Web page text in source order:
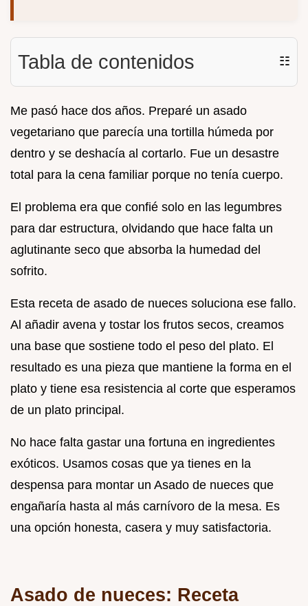
Tabla de contenidos ☷
Me pasó hace dos años. Preparé un asado
vegetariano que parecía una tortilla húmeda por
dentro y se deshacía al cortarlo. Fue un desastre
total para la cena familiar porque no tenía cuerpo.
El problema era que confié solo en las legumbres
para dar estructura, olvidando que hace falta un
aglutinante seco que absorba la humedad del
sofrito.
Esta receta de asado de nueces soluciona ese fallo.
Al añadir avena y tostar los frutos secos, creamos
una base que sostiene todo el peso del plato. El
resultado es una pieza que mantiene la forma en el
plato y tiene esa resistencia al corte que esperamos
de un plato principal.
No hace falta gastar una fortuna en ingredientes
exóticos. Usamos cosas que ya tienes en la
despensa para montar un Asado de nueces que
engañaría hasta al más carnívoro de la mesa. Es
una opción honesta, casera y muy satisfactoria.
Asado de nueces: Receta